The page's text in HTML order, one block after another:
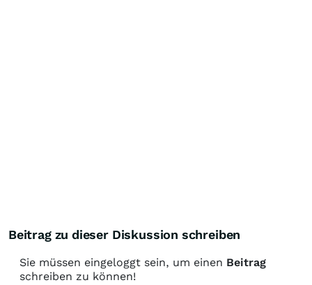
Beitrag zu dieser Diskussion schreiben
Sie müssen eingeloggt sein, um einen Beitrag
schreiben zu können!